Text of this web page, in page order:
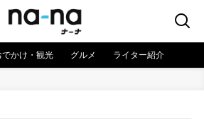
でかけ・観光 グルメ ライター紹介